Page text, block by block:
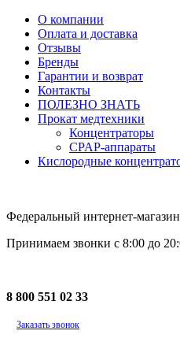
О компании
Оплата и доставка
Отзывы
Бренды
Гарантии и возврат
Контакты
ПОЛЕЗНО ЗНАТЬ
Прокат медтехники
Концентраторы
CPAP-аппараты
Кислородные
Федеральный интернет-
Принимаем звонки с 8:00 до
8 800 551 02 33
Заказать звонок